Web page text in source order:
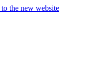
the new website